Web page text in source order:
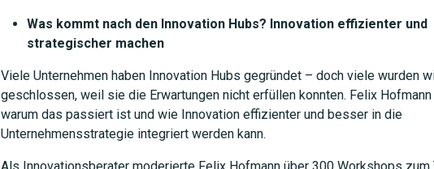
Was kommt nach den Innovation Hubs? Innovation effizienter und
strategischer machen
Viele Unternehmen haben Innovation Hubs gegründet – doch viele wurden
geschlossen, weil sie die Erwartungen nicht erfüllen konnten. Felix
warum das passiert ist und wie Innovation effizienter und besser in die
Unternehmensstrategie integriert werden kann.